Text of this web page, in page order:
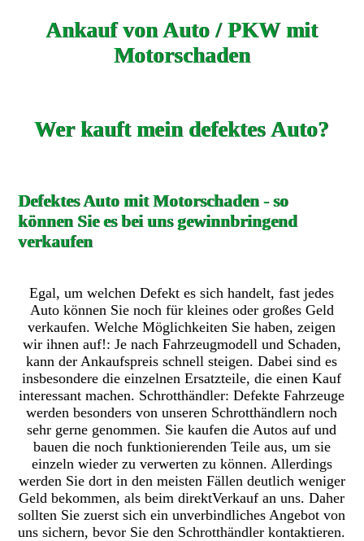
Ankauf von Auto / PKW mit
Motorschaden
Wer kauft mein defektes Auto?
Defektes Auto mit Motorschaden - so
können Sie es bei uns gewinnbringend
verkaufen
Egal, um welchen Defekt es sich handelt, fast jedes
Auto können Sie noch für kleines oder großes Geld
verkaufen. Welche Möglichkeiten Sie haben, zeigen
wir ihnen auf!: Je nach Fahrzeugmodell und Schaden,
kann der Ankaufspreis schnell steigen. Dabei sind es
insbesondere die einzelnen Ersatzteile, die einen Kauf
interessant machen. Schrotthändler: Defekte Fahrzeuge
werden besonders von unseren Schrotthändlern noch
sehr gerne genommen. Sie kaufen die Autos auf und
bauen die noch funktionierenden Teile aus, um sie
einzeln wieder zu verwerten zu können. Allerdings
werden Sie dort in den meisten Fällen deutlich weniger
Geld bekommen, als beim direktVerkauf an uns. Daher
sollten Sie zuerst sich ein unverbindliches Angebot von
uns sichern, bevor Sie den Schrotthändler kontaktieren.